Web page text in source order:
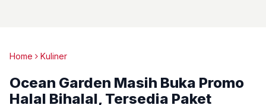
Home Kuliner
Ocean Garden Masih Buka Promo
Halal Bihalal, Tersedia Paket